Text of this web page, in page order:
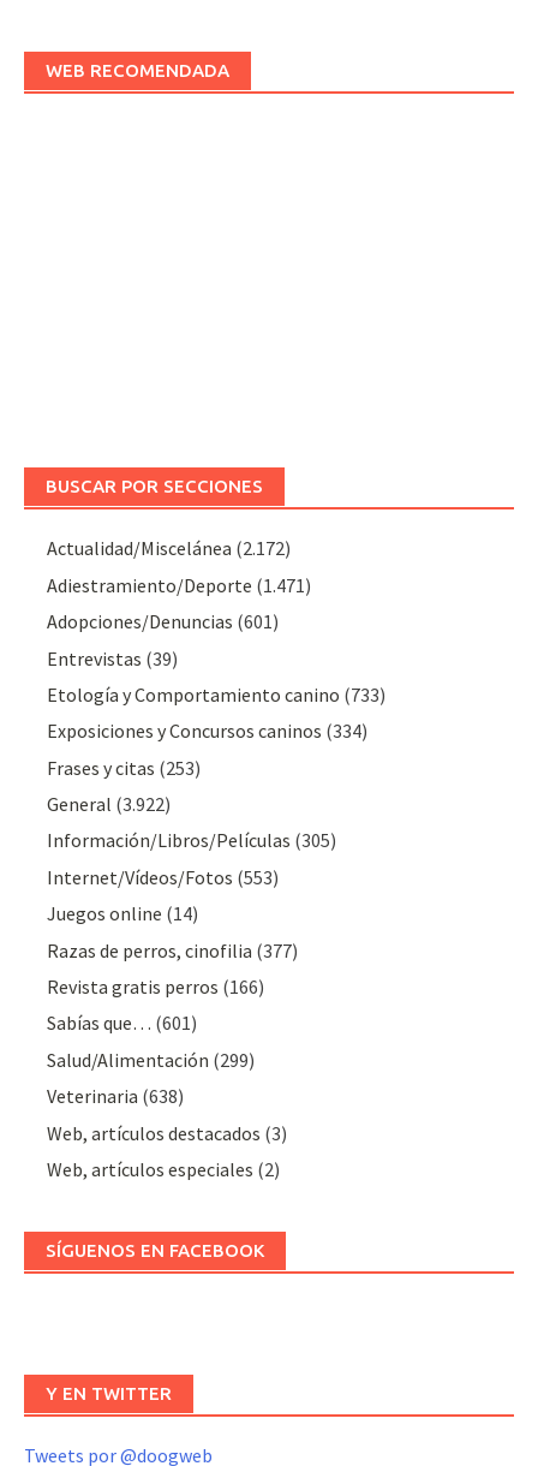
WEB RECOMENDADA
BUSCAR POR SECCIONES
Actualidad/Miscelánea (2.172)
Adiestramiento/Deporte (1.471)
Adopciones/Denuncias (601)
Entrevistas (39)
Etología y Comportamiento canino (733)
Exposiciones y Concursos caninos (334)
Frases y citas (253)
General (3.922)
Información/Libros/Películas (305)
Internet/Vídeos/Fotos (553)
Juegos online (14)
Razas de perros, cinofilia (377)
Revista gratis perros (166)
Sabías que… (601)
Salud/Alimentación (299)
Veterinaria (638)
Web, artículos destacados (3)
Web, artículos especiales (2)
SÍGUENOS EN FACEBOOK
Y EN TWITTER
Tweets por @doogweb